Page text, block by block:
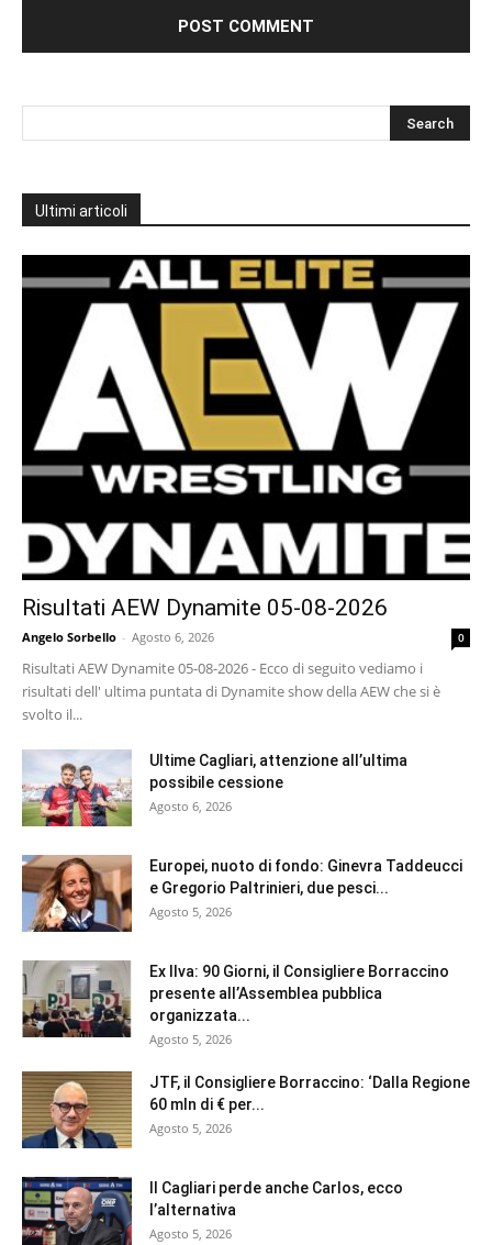
Ultimi articoli
Risultati AEW Dynamite 05-08-2026
Angelo Sorbello - Agosto 6, 2026 0
Risultati AEW Dynamite 05-08-2026 - Ecco di seguito vediamo i
risultati dell' ultima puntata di Dynamite show della AEW che si è
svolto il...
Ultime Cagliari, attenzione all’ultima
possibile cessione
Agosto 6, 2026
Europei, nuoto di fondo: Ginevra Taddeucci
e Gregorio Paltrinieri, due pesci...
Agosto 5, 2026
Ex Ilva: 90 Giorni, il Consigliere Borraccino
presente all’Assemblea pubblica
organizzata...
Agosto 5, 2026
JTF, il Consigliere Borraccino: ‘Dalla Regione
60 mln di € per...
Agosto 5, 2026
Il Cagliari perde anche Carlos, ecco
l’alternativa
Agosto 5, 2026